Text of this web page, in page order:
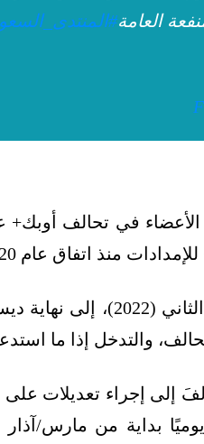
العامة
في تحالف أوبك+
منذ اتفاق عام 2020.
يسري الاتفاق، الذي دخل حيز التنفيذ في
إلى إجراء تعديلات
الإنتاج نحو 500 ألف برميل يوميًا